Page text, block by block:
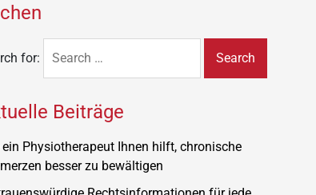
for:
Beiträge
ein Physiotherapeut Ihnen hilft, chronische
besser zu bewältigen